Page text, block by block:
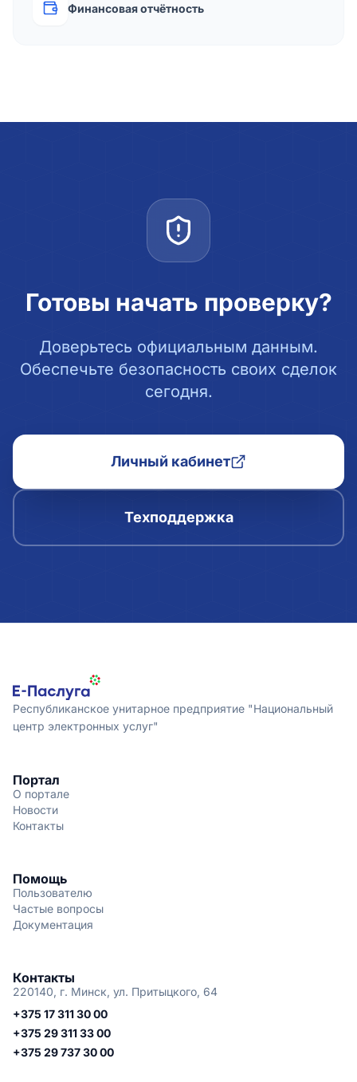
Финансовая отчётность
Готовы начать проверку?
Доверьтесь официальным данным.
Обеспечьте безопасность своих сделок
сегодня.
Личный кабинет
Техподдержка
Республиканское унитарное предприятие "Национальный
центр электронных услуг"
Портал
О портале
Новости
Контакты
Помощь
Пользователю
Частые вопросы
Документация
Контакты
220140, г. Минск, ул. Притыцкого, 64
+375 17 311 30 00
+375 29 311 33 00
+375 29 737 30 00